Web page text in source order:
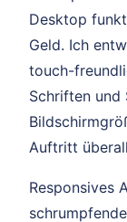
Desktop
Geld. Ich
touch-
Schriften und
Auftritt
Responsives